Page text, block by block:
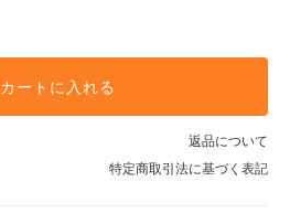
カートに入れる
返品について
特定商取引法に基づく表記